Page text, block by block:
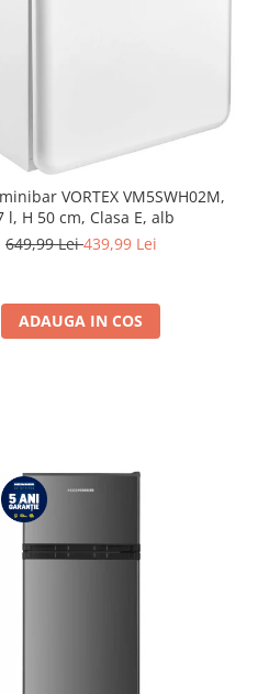
VORTEX VM5SWH02M,
l, H 50 cm, Clasa E, alb
649,99 Lei439,99 Lei
ADAUGA IN COS